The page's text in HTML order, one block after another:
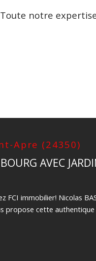
Toute notre
Apre (24350)
AVEC
FCI immobilier! Nicolas
propose cette